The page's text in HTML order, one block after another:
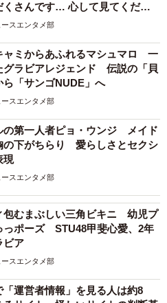
くさんです… 心して見てくださ
ースエンタメ部
ャミからあふれるマシュマロ 一
グラビアレジェンド 伝説の「貝
ら「サンゴNUDE」へ
ースエンタメ部
の第一人者ピョ・ウンジ メイド
の下がちらり 愛らしさとセクシ
現
ースエンタメ部
包むまぶしい三角ビキニ 幼児プ
っポーズ STU48甲斐心愛、2年
ビア
ースエンタメ部
「運営者情報」を見る人は約8